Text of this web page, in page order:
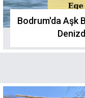
Bodrum'da Aşk